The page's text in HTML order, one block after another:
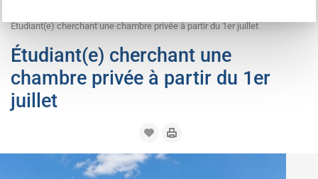
Étudiant(e) cherchant une chambre privée à partir du 1er juillet
Étudiant(e) cherchant une
chambre privée à partir du 1er
juillet